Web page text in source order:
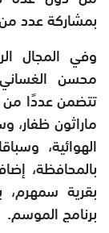
بمشاركة عدد من
وفي المجال
محسن
تتضمن عددًا من
ماراثون ظفار،
الهوائية،
بالمحافظة،
بقرية سمهرم،
برنامج الموسم.